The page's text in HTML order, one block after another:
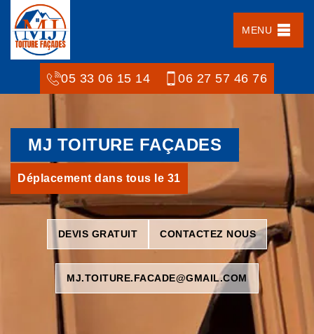
MENU
05 33 06 15 14 06 27 57 46 76
MJ TOITURE FAÇADES
Déplacement dans tous le 31
DEVIS GRATUIT CONTACTEZ NOUS
MJ.TOITURE.FACADE@GMAIL.COM